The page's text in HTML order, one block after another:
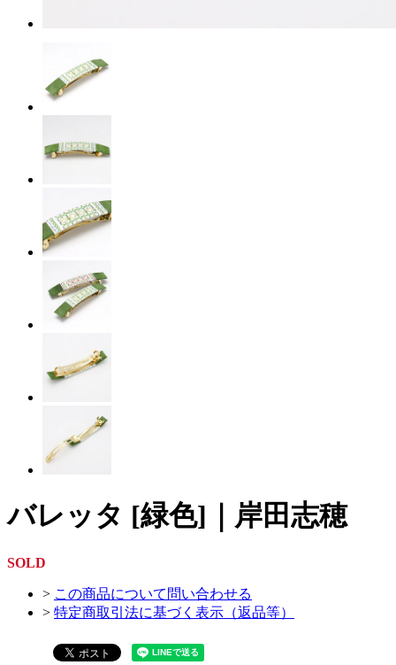
バレッタ [緑色]｜岸田志穂
SOLD
> この商品について問い合わせる
> 特定商取引法に基づく表示（返品等）